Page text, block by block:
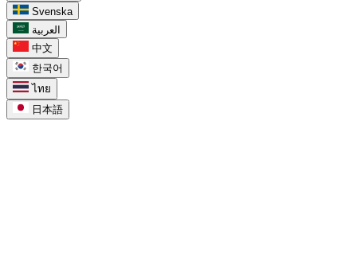
Svenska
العربية
中文
한국어
ไทย
日本語